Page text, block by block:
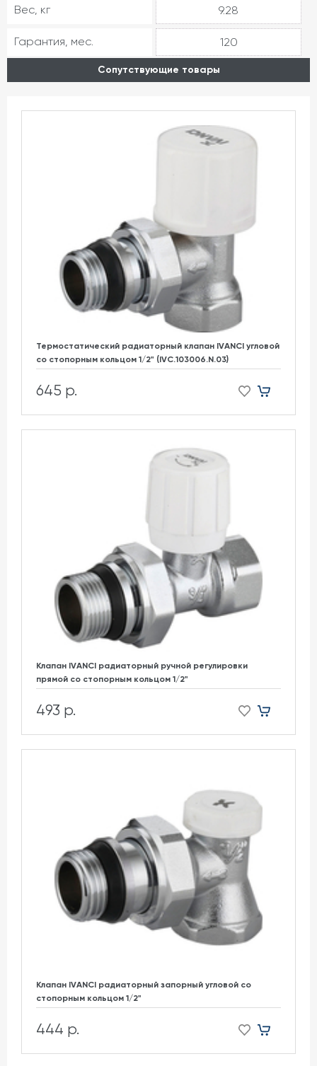
Вес, кг 9.28
Гарантия, мес. 120
Сопутствующие товары
Термостатический радиаторный клапан IVANCI угловой
со стопорным кольцом 1/2" (IVC.103006.N.03)
645 р.
Клапан IVANCI радиаторный ручной регулировки
прямой со стопорным кольцом 1/2"
493 р.
Клапан IVANCI радиаторный запорный угловой со
стопорным кольцом 1/2"
444 р.